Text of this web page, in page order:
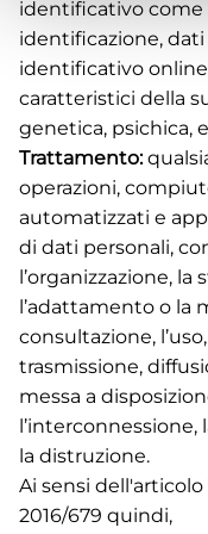
identificativo
identificazione, dati
identificativo
caratteristici della
genetica, psichica,
Trattamento:
operazioni,
automatizzati e
di dati personali,
l’organizzazione,
l’adattamento o la
consultazione,
trasmissione,
messa a
l’interconnessione,
la distruzione.
Ai sensi
2016/679 quindi,